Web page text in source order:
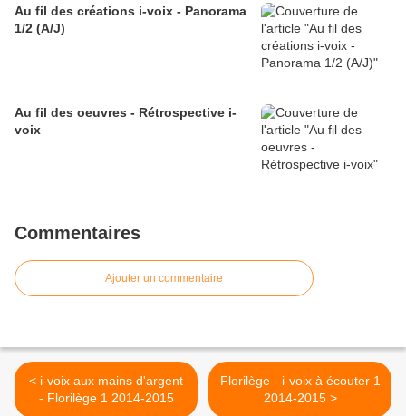
Au fil des créations i-voix - Panorama
1/2 (A/J)
Au fil des oeuvres - Rétrospective i-
voix
Commentaires
Ajouter un commentaire
< i-voix aux mains d'argent
- Florilège 1 2014-2015
Florilège - i-voix à écouter 1
2014-2015 >